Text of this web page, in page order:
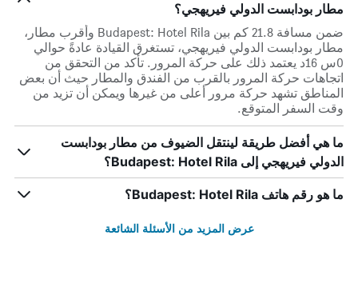
مطار بودابست الدولي فيريهجي؟
ضمن مسافة 21.8 كم بين Budapest: Hotel Rila وأقرب مطار،
مطار بودابست الدولي فيريهجي، تستغرق القيادة عادةً حوالي
0س 16د يعتمد ذلك على حركة المرور. تأكد من التحقق من
اتجاهات حركة المرور بالقرب من الفندق والمطار حيث أن بعض
المناطق تشهد حركة مرور أعلى من غيرها ويمكن أن تزيد من
وقت السفر المتوقع.
ما هي أفضل طريقة لينتقل الضيوف من مطار بودابست
الدولي فيريهجي إلى Budapest: Hotel Rila؟
ما هو رقم هاتف Budapest: Hotel Rila؟
عرض المزيد من الأسئلة الشائعة